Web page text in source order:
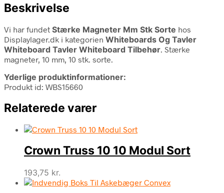
Beskrivelse
Vi har fundet Stærke Magneter Mm Stk Sorte hos
Displaylager.dk i kategorien Whiteboards Og Tavler
Whiteboard Tavler Whiteboard Tilbehør. Stærke
magneter, 10 mm, 10 stk. sorte.
Yderlige produktinformationer:
Produkt id: WBS15660
Relaterede varer
Crown Truss 10 10 Modul Sort
193,75 kr.